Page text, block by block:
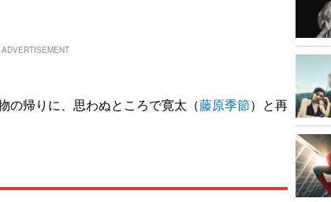
ADVERTISEMENT
の帰りに、思わぬところで寛太（藤原季節）と再